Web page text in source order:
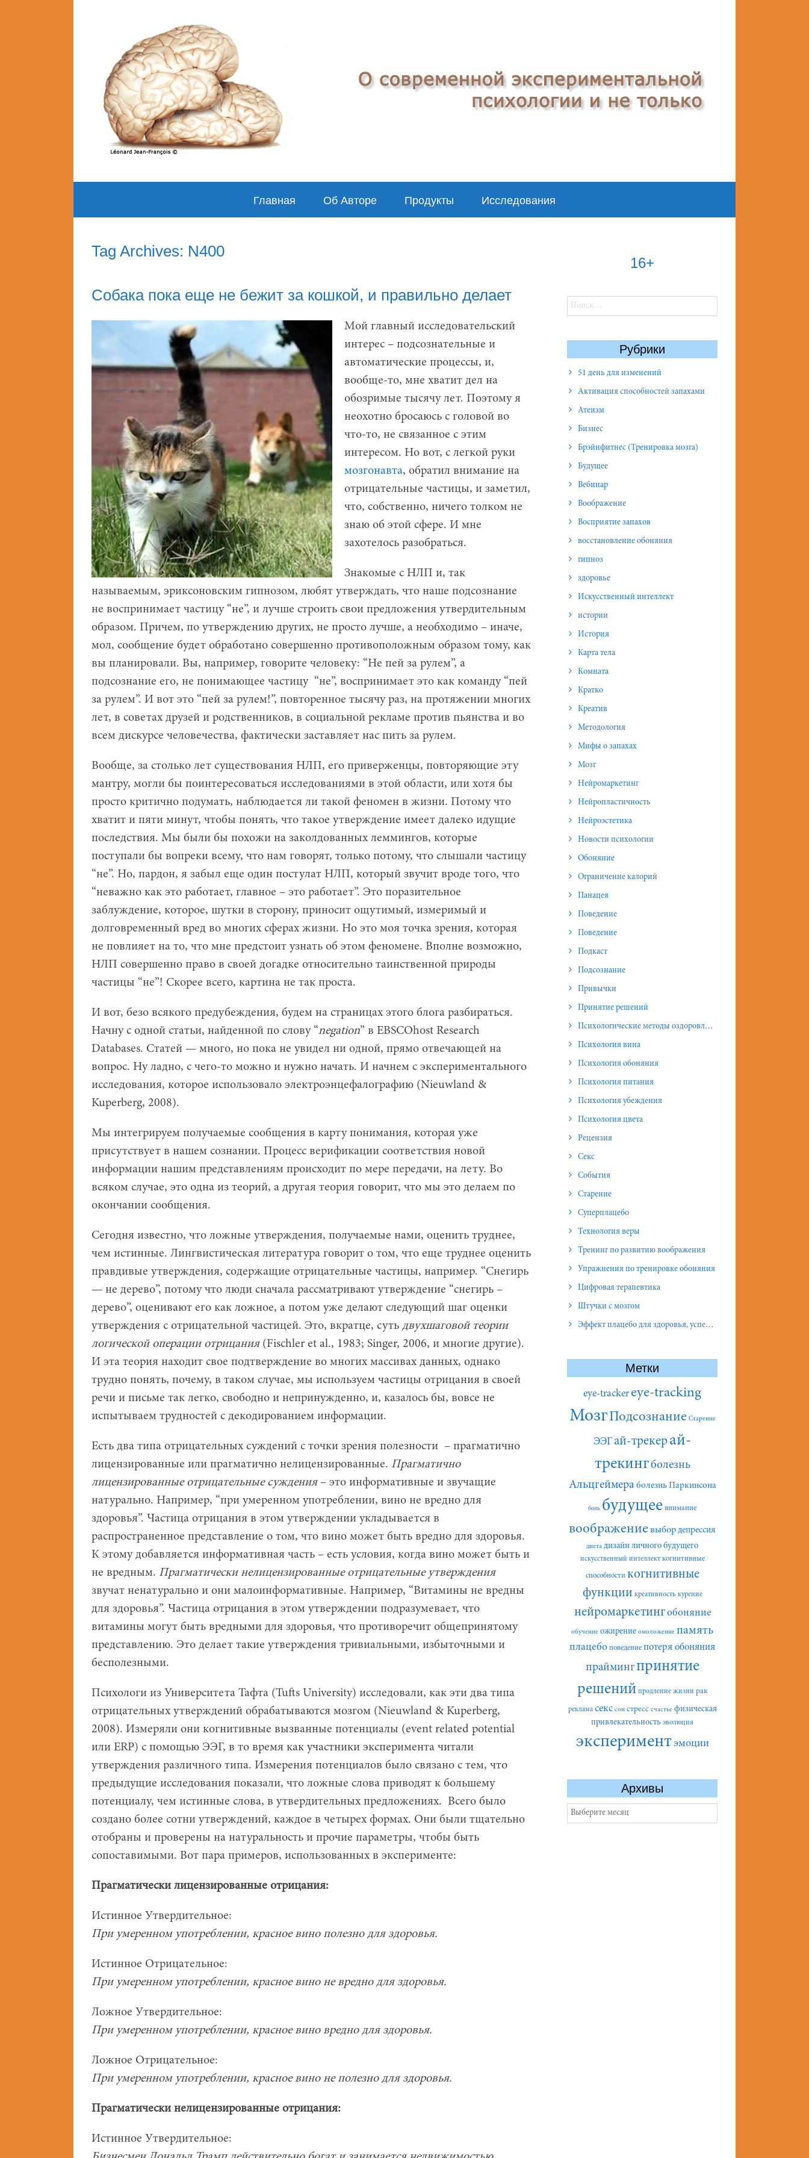
Главная Об Авторе Продукты Исследования
Tag Archives: N400
Собака пока еще не бежит за кошкой, и правильно делает
Мой главный исследовательский
интерес – подсознательные и
автоматические процессы, и,
вообще-то, мне хватит дел на
обозримые тысячу лет. Поэтому я
неохотно бросаюсь с головой во
что-то, не связанное с этим
интересом. Но вот, с легкой руки
мозгонавта, обратил внимание на
отрицательные частицы, и заметил,
что, собственно, ничего толком не
знаю об этой сфере. И мне
захотелось разобраться.
Знакомые с НЛП и, так
называемым, эриксоновским гипнозом, любят утверждать, что наше подсознание
не воспринимает частицу “не”, и лучше строить свои предложения утвердительным
образом. Причем, по утверждению других, не просто лучше, а необходимо – иначе,
мол, сообщение будет обработано совершенно противоположным образом тому, как
вы планировали. Вы, например, говорите человеку: “Не пей за рулем”, а
подсознание его, не понимающее частицу “не”, воспринимает это как команду “пей
за рулем”. И вот это “пей за рулем!”, повторенное тысячу раз, на протяжении многих
лет, в советах друзей и родственников, в социальной рекламе против пьянства и во
всем дискурсе человечества, фактически заставляет нас пить за рулем.
Вообще, за столько лет существования НЛП, его приверженцы, повторяющие эту
мантру, могли бы поинтересоваться исследованиями в этой области, или хотя бы
просто критично подумать, наблюдается ли такой феномен в жизни. Потому что
хватит и пяти минут, чтобы понять, что такое утверждение имеет далеко идущие
последствия. Мы были бы похожи на заколдованных леммингов, которые
поступали бы вопреки всему, что нам говорят, только потому, что слышали частицу
“не”. Но, пардон, я забыл еще один постулат НЛП, который звучит вроде того, что
“неважно как это работает, главное – это работает”. Это поразительное
заблуждение, которое, шутки в сторону, приносит ощутимый, измеримый и
долговременный вред во многих сферах жизни. Но это моя точка зрения, которая
не повлияет на то, что мне предстоит узнать об этом феномене. Вполне возможно,
НЛП совершенно право в своей догадке относительно таинственной природы
частицы “не”! Скорее всего, картина не так проста.
И вот, безо всякого предубеждения, будем на страницах этого блога разбираться.
Начну с одной статьи, найденной по слову “negation” в EBSCOhost Research
Databases. Статей — много, но пока не увидел ни одной, прямо отвечающей на
вопрос. Ну ладно, с чего-то можно и нужно начать. И начнем с экспериментального
исследования, которое использовало электроэнцефалографию (Nieuwland &
Kuperberg, 2008).
Мы интегрируем получаемые сообщения в карту понимания, которая уже
присутствует в нашем сознании. Процесс верификации соответствия новой
информации нашим представлениям происходит по мере передачи, на лету. Во
всяком случае, это одна из теорий, а другая теория говорит, что мы это делаем по
окончании сообщения.
Сегодня известно, что ложные утверждения, получаемые нами, оценить труднее,
чем истинные. Лингвистическая литература говорит о том, что еще труднее оценить
правдивые утверждения, содержащие отрицательные частицы, например. “Снегирь
— не дерево”, потому что люди сначала рассматривают утверждение “снегирь –
дерево”, оценивают его как ложное, а потом уже делают следующий шаг оценки
утверждения с отрицательной частицей. Это, вкратце, суть двухшаговой теории
логической операции отрицания(Fischler et al., 1983; Singer, 2006, и многие другие).
И эта теория находит свое подтверждение во многих массивах данных, однако
трудно понять, почему, в таком случае, мы используем частицы отрицания в своей
речи и письме так легко, свободно и непринужденно, и, казалось бы, вовсе не
испытываем трудностей с декодированием информации.
Есть два типа отрицательных суждений с точки зрения полезности – прагматично
лицензированные или прагматично нелицензированные. Прагматично
лицензированные отрицательные суждения– это информативные и звучащие
натурально. Например, “при умеренном употреблении, вино не вредно для
здоровья”. Частица отрицания в этом утверждении укладывается в
распространенное представление о том, что вино может быть вредно для здоровья.
К этому добавляется информативная часть – есть условия, когда вино может быть и
не вредным. Прагматически нелицензированные отрицательные утверждения
звучат ненатурально и они малоинформативные. Например, “Витамины не вредны
для здоровья”. Частица отрицания в этом утверждении подразумевает, что
витамины могут быть вредными для здоровья, что противоречит общепринятому
представлению. Это делает такие утверждения тривиальными, избыточными и
бесполезными.
Психологи из Университета Тафта (Tufts University) исследовали, как эти два типа
отрицательных утверждений обрабатываются мозгом (Nieuwland & Kuperberg,
2008). Измеряли они когнитивные вызванные потенциалы (event related potential
или ERP) с помощью ЭЭГ, в то время как участники эксперимента читали
утверждения различного типа. Измерения потенциалов было связано с тем, что
предыдущие исследования показали, что ложные слова приводят к большему
потенциалу, чем истинные слова, в утвердительных предложениях. Всего было
создано более сотни утверждений, каждое в четырех формах. Они были тщательно
отобраны и проверены на натуральность и прочие параметры, чтобы быть
сопоставимыми. Вот пара примеров, использованных в эксперименте:
Прагматически лицензированные отрицания:
Истинное Утвердительное:
При умеренном употреблении, красное вино полезно для здоровья.
Истинное Отрицательное:
При умеренном употреблении, красное вино не вредно для здоровья.
Ложное Утвердительное:
При умеренном употреблении, красное вино вредно для здоровья.
Ложное Отрицательное:
При умеренном употреблении, красное вино не полезно для здоровья.
Прагматически нелицензированные отрицания:
Истинное Утвердительное:
16+
Найти:
Рубрики
51 день для изменений
Активация способностей запахами
Атеизм
Бизнес
Брэйнфитнес (Тренировка мозга)
Будущее
Вебинар
Воображение
Восприятие запахов
восстановление обоняния
гипноз
здоровье
Искусственный интеллект
истории
История
Карта тела
Комната
Кратко
Креатив
Методология
Мифы о запахах
Мозг
Нейромаркетинг
Нейропластичность
Нейроэстетика
Новости психологии
Обоняние
Ограничение калорий
Панацея
Поведение
Поведение
Подкаст
Подсознание
Привычки
Принятие решений
Психологические методы оздоровления и омоложения
Психология вина
Психология обоняния
Психология питания
Психология убеждения
Психология цвета
Рецензия
Секс
События
Старение
Суперплацебо
Технология веры
Тренинг по развитию воображения
Упражнения по тренировке обоняния
Цифровая терапевтика
Штучки с мозгом
Эффект плацебо для здоровья, успеха и отношений
Метки
eye-tracker eye-tracking
МозгПодсознание Старение
ЭЭГай-трекерай-
трекингболезнь
Альцгеймера болезнь Паркинсона
боль будущее внимание
воображение выбор депрессия
диета дизайн личного будущего
искусственный интеллект когнитивные
способности когнитивные
функции креативность курение
нейромаркетингобоняние
обучение ожирение омоложение память
плацебо поведение потеря обоняния
праймингпринятие
решений продление жизни рак
реклама секс сон стресс счастье физическая
привлекательность эволюция
экспериментэмоции
Архивы
Архивы